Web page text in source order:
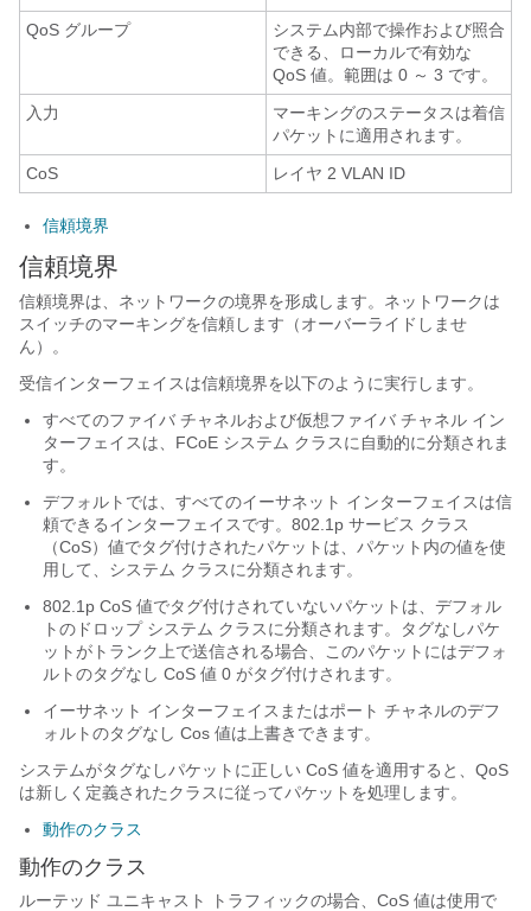
QoS グループ
システム内部で操作および照合
できる、ローカルで有効な
QoS 値。範囲は 0 ～ 3 です。
入力
マーキングのステータスは着信
パケットに適用されます。
CoS
レイヤ 2 VLAN ID
信頼境界
信頼境界
信頼境界は、ネットワークの境界を形成します。ネットワークは
スイッチのマーキングを信頼します（オーバーライドしませ
ん）。
受信インターフェイスは信頼境界を以下のように実行します。
すべてのファイバ チャネルおよび仮想ファイバ チャネル イン
ターフェイスは、FCoE システム クラスに自動的に分類されま
す。
デフォルトでは、すべてのイーサネット インターフェイスは信
頼できるインターフェイスです。802.1p サービス クラス
（CoS）値でタグ付けされたパケットは、パケット内の値を使
用して、システム クラスに分類されます。
802.1p CoS 値でタグ付けされていないパケットは、デフォル
トのドロップ システム クラスに分類されます。タグなしパケ
ットがトランク上で送信される場合、このパケットにはデフォ
ルトのタグなし CoS 値 0 がタグ付けされます。
イーサネット インターフェイスまたはポート チャネルのデフ
ォルトのタグなし Cos 値は上書きできます。
システムがタグなしパケットに正しい CoS 値を適用すると、QoS
は新しく定義されたクラスに従ってパケットを処理します。
動作のクラス
動作のクラス
ルーテッド ユニキャスト トラフィックの場合、CoS 値は使用で